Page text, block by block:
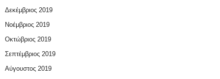
Δεκέμβριος 2019
Νοέμβριος 2019
Οκτώβριος 2019
Σεπτέμβριος 2019
Αύγουστος 2019